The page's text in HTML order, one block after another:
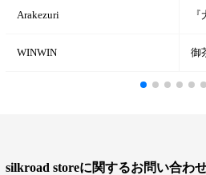
Arakezuri
WINWIN 御
silkroad storeに関するお問い合わ